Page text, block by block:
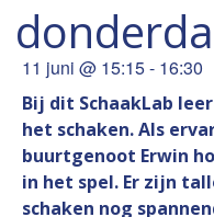
11 juni @ 15:15- 16:30
Bij dit SchaakLab
het schaken. Als
buurtgenoot Erwin
in het spel. Er zijn
schaken nog